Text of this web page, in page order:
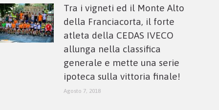
Tra i vigneti ed il Monte Alto
della Franciacorta, il forte
atleta della CEDAS IVECO
allunga nella classifica
generale e mette una serie
ipoteca sulla vittoria finale!
Agosto 7, 2018